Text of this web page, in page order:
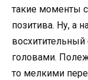
такие моменты
позитива. Ну, а
головами.
то мелкими